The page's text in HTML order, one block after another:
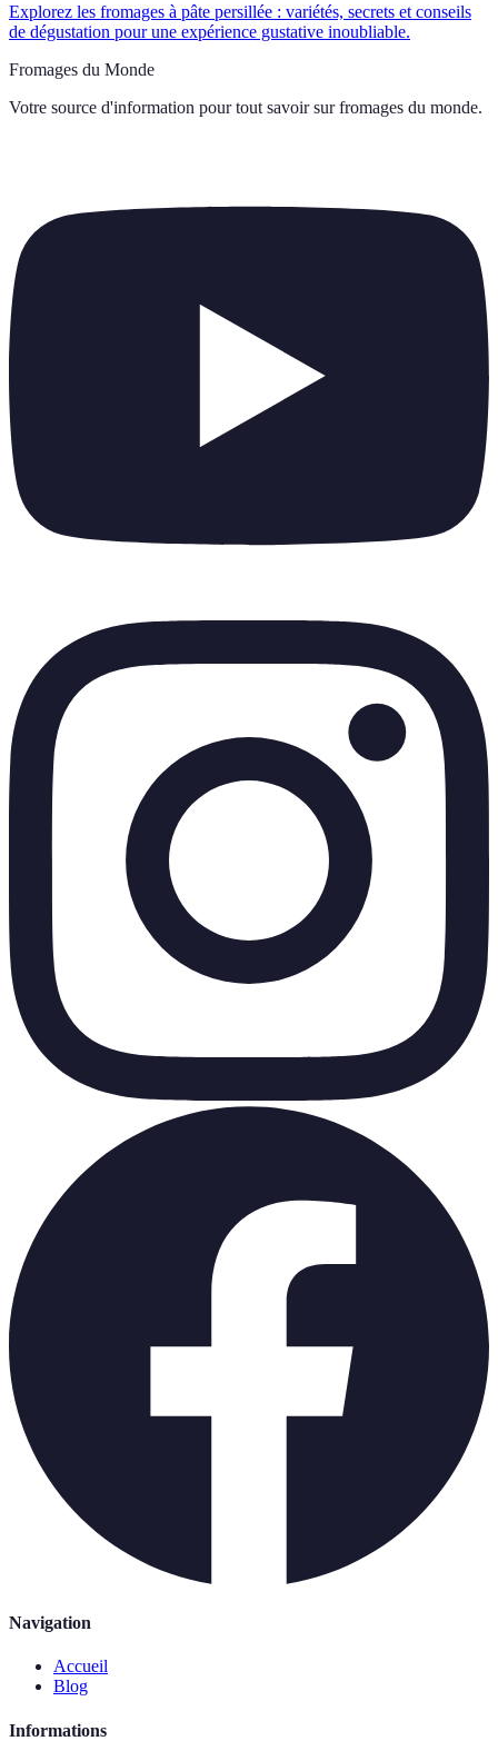
Explorez les fromages à pâte persillée : variétés, secrets et conseils
de dégustation pour une expérience gustative inoubliable.
Fromages du Monde
Votre source d'information pour tout savoir sur fromages du monde.
Navigation
Accueil
Blog
Informations